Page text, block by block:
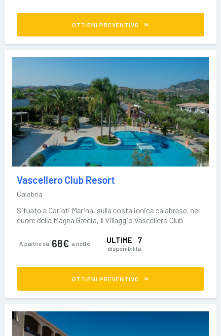
OTTIENI PREVENTIVO
Vascellero Club Resort
Calabria
Situato a Cariati Marina, sulla costa ionica calabrese, nel
cuore della Magna Grecia, Il Villaggio Vascellero Club
A partire da 68€ a notte ULTIME 7
disponibilità
OTTIENI PREVENTIVO